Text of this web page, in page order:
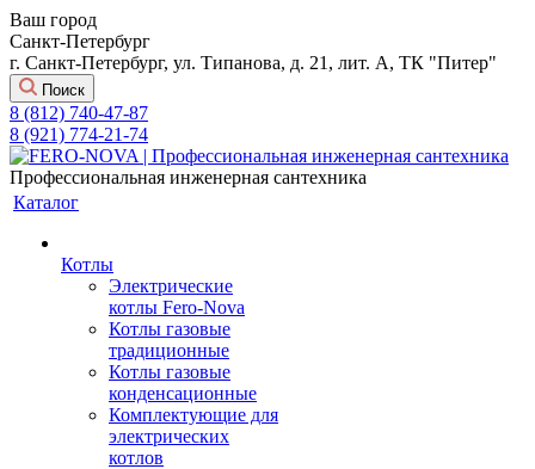
Ваш город
Санкт-Петербург
г. Санкт-Петербург, ул. Типанова, д. 21, лит. А, ТК "Питер"
Поиск
8 (812) 740-47-87
8 (921) 774-21-74
Профессиональная инженерная сантехника
Каталог
Котлы
Электрические
котлы Fero-Nova
Котлы газовые
традиционные
Котлы газовые
конденсационные
Комплектующие для
электрических
котлов